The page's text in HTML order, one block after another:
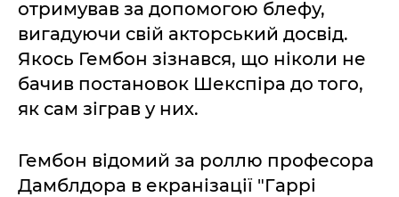
отримував за допомогою блефу,
вигадуючи свій акторський досвід.
Якось Гембон зізнався, що ніколи не
бачив постановок Шекспіра до того,
як сам зіграв у них.
Гембон відомий за роллю професора
Дамблдора в екранізації "Гаррі